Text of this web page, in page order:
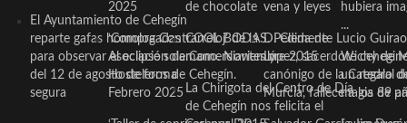
El Ayuntamiento de Cehegín
reparte gafas homologadas
para observar el eclipse solar
del 12 de agosto de forma
segura
2025
‘Compra Contrarreloj’ de la
Asociación de Comerciantes y
Hosteleros de Cehegín.
Febrero 2025
de chocolate
COOL BODAS. Pedida de
mano. Noviembre 2015
La Chirigota del Centro de Día
de Cehegín nos felicita el
vena y leyes
D. Clemente Lucio Guirao
López, sacerdote
canónigo de la Catedral
Murcia, fallece a los 89
hubiera
...
Wichy de
un regalo
magia de